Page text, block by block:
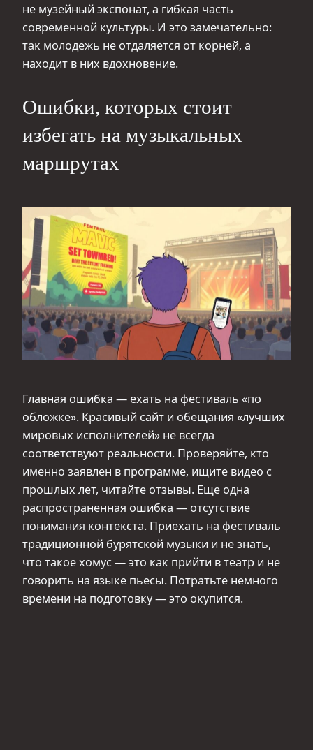
не музейный экспонат, а гибкая часть
современной культуры. И это замечательно:
так молодежь не отдаляется от корней, а
находит в них вдохновение.
Ошибки, которых стоит
избегать на музыкальных
маршрутах
Главная ошибка — ехать на фестиваль «по
обложке». Красивый сайт и обещания «лучших
мировых исполнителей» не всегда
соответствуют реальности. Проверяйте, кто
именно заявлен в программе, ищите видео с
прошлых лет, читайте отзывы. Еще одна
распространенная ошибка — отсутствие
понимания контекста. Приехать на фестиваль
традиционной бурятской музыки и не знать,
что такое хомус — это как прийти в театр и не
говорить на языке пьесы. Потратьте немного
времени на подготовку — это окупится.